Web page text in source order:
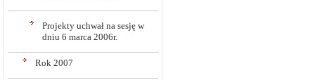
Projekty uchwał na sesję w
dniu 6 marca 2006r.
Rok 2007